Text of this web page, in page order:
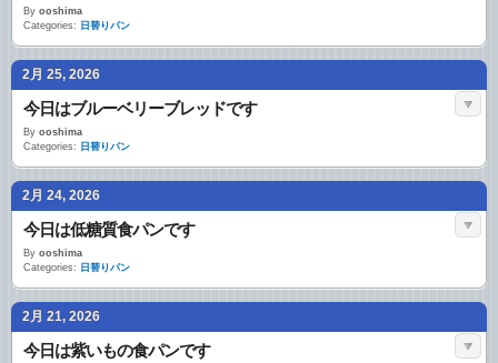
By ooshima
Categories: 日替りパン
2月 25, 2026
今日はブルーベリーブレッドです
By ooshima
Categories: 日替りパン
2月 24, 2026
今日は低糖質食パンです
By ooshima
Categories: 日替りパン
2月 21, 2026
今日は紫いもの食パンです